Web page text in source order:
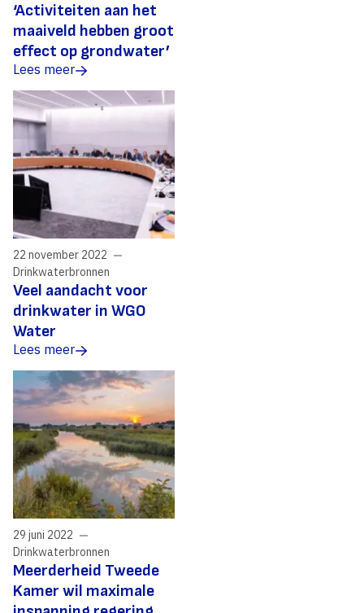
‘Activiteiten aan het
maaiveld hebben groot
effect op grondwater’
Lees meer
Veel aandacht voor
drinkwater in WGO
Water
22 november 2022
Drinkwaterbronnen
Lees meer
Meerderheid Tweede
Kamer wil maximale
29 juni 2022
Drinkwaterbronnen